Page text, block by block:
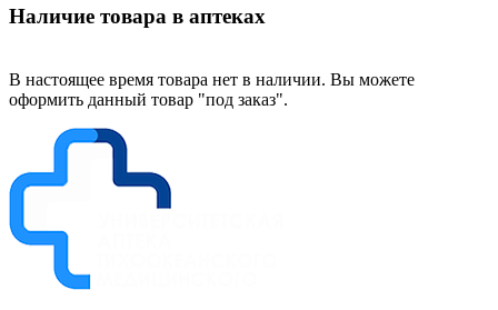
Наличие товара в аптеках
В настоящее время товара нет в наличии. Вы можете
оформить данный товар "под заказ".